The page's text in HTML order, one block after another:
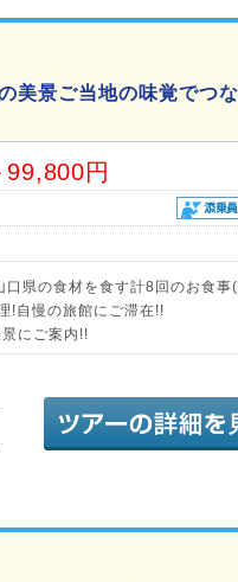
美景ご当地の味覚でつな
円
口県の食材を食す計8回のお食
!自慢の旅館にご滞在!!
にご案内!!